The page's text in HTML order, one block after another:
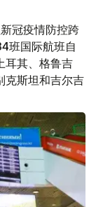
冠疫情防控跨
班国际航班自
耳其、格鲁吉
克斯坦和吉尔吉